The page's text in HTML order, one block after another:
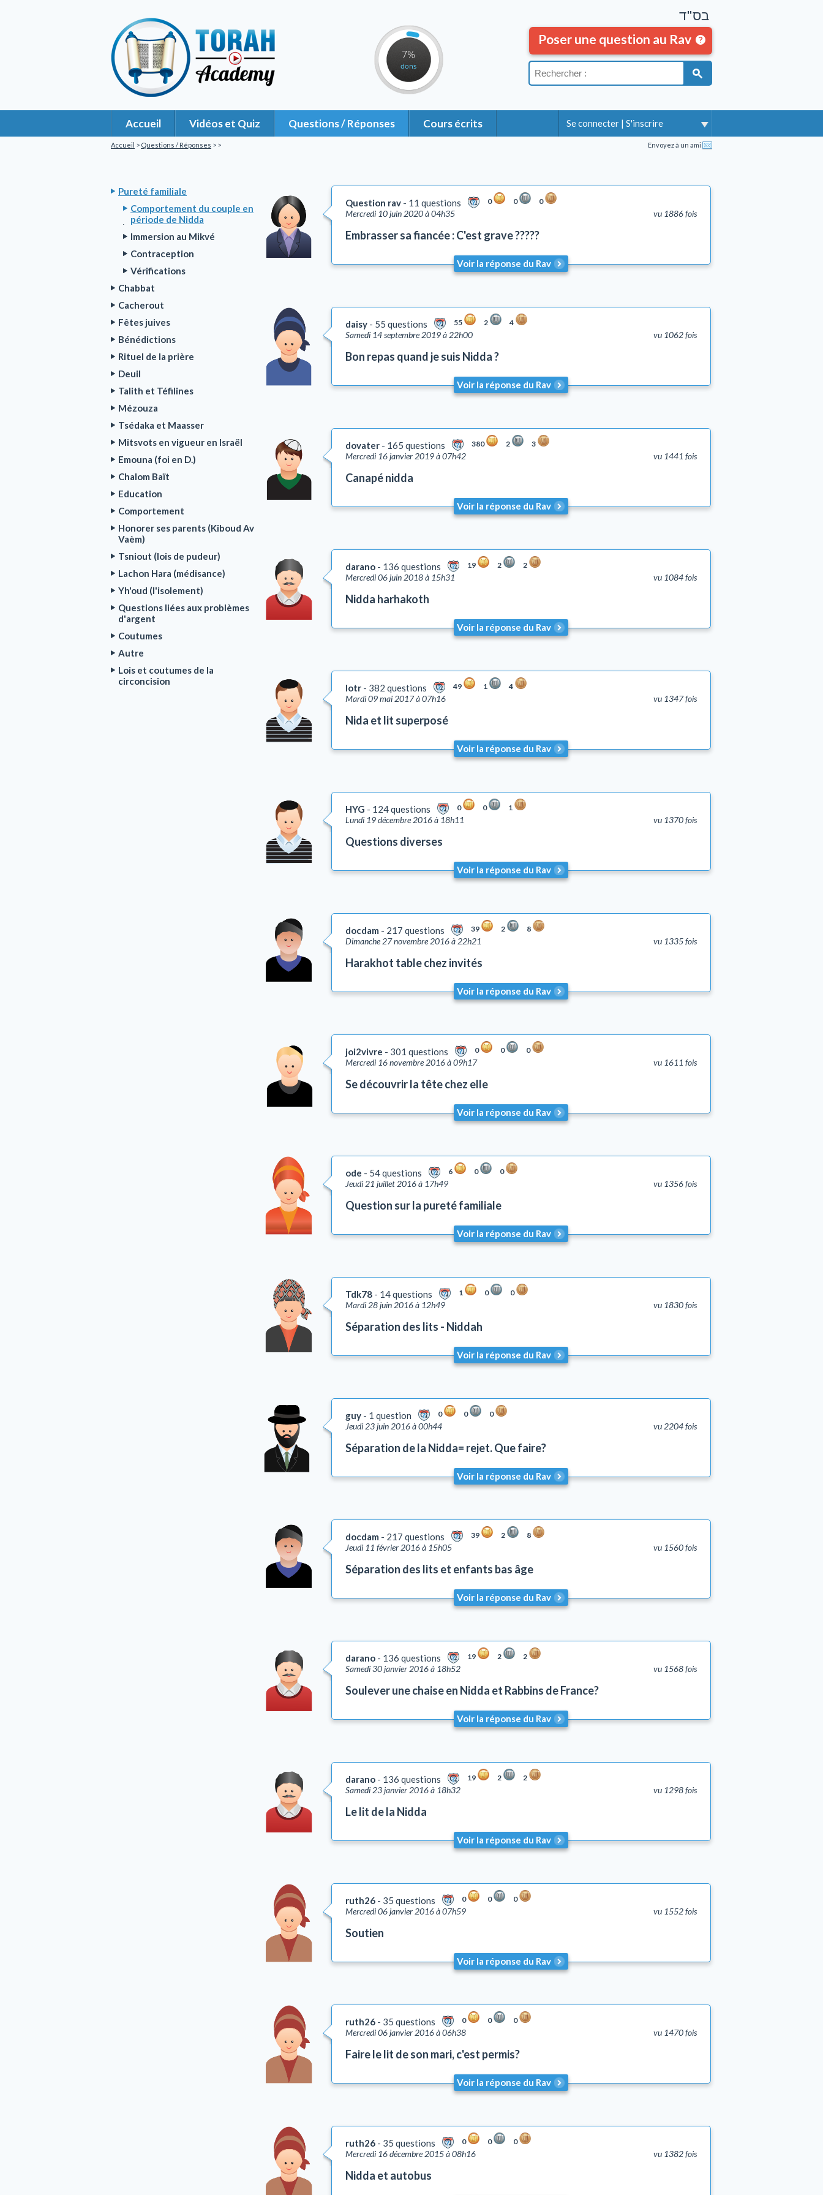
7%
dons
Se connecter | S'inscrire
בס"ד
Poser une question au Rav
Accueil Vidéos et Quiz Questions / Réponses Cours écrits
Accueil > Questions / Réponses > > Envoyez à un ami
Pureté familiale
Comportement du couple en
période de Nidda
Immersion au Mikvé
Contraception
Vérifications
Chabbat
Cacherout
Fêtes juives
Bénédictions
Rituel de la prière
Deuil
Talith et Téfilines
Mézouza
Tsédaka et Maasser
Mitsvots en vigueur en Israël
Emouna (foi en D.)
Chalom Baït
Education
Comportement
Honorer ses parents (Kiboud Av
Vaèm)
Tsniout (lois de pudeur)
Lachon Hara (médisance)
Yh'oud (l'isolement)
Questions liées aux problèmes
d'argent
Coutumes
Autre
Lois et coutumes de la
circoncision
Question rav 11 questions 0 0 0
vu 1886 fois
Mercredi 10 juin 2020 à 04h35
Embrasser sa fiancée : C'est grave ?????
Voir la réponse du Rav
daisy 55 questions 55 2 4
vu 1062 fois
Samedi 14 septembre 2019 à 22h00
Bon repas quand je suis Nidda ?
Voir la réponse du Rav
dovater 165 questions 380 2 3
vu 1441 fois
Mercredi 16 janvier 2019 à 07h42
Canapé nidda
Voir la réponse du Rav
darano 136 questions 19 2 2
vu 1084 fois
Mercredi 06 juin 2018 à 15h31
Nidda harhakoth
Voir la réponse du Rav
lotr 382 questions 49 1 4
vu 1347 fois
Mardi 09 mai 2017 à 07h16
Nida et lit superposé
Voir la réponse du Rav
HYG 124 questions 0 0 1
vu 1370 fois
Lundi 19 décembre 2016 à 18h11
Questions diverses
Voir la réponse du Rav
docdam 217 questions 39 2 8
vu 1335 fois
Dimanche 27 novembre 2016 à 22h21
Harakhot table chez invités
Voir la réponse du Rav
joi2vivre 301 questions 0 0 0
vu 1611 fois
Mercredi 16 novembre 2016 à 09h17
Se découvrir la tête chez elle
Voir la réponse du Rav
ode 54 questions 6 0 0
vu 1356 fois
Jeudi 21 juillet 2016 à 17h49
Question sur la pureté familiale
Voir la réponse du Rav
Tdk78 14 questions 1 0 0
vu 1830 fois
Mardi 28 juin 2016 à 12h49
Séparation des lits - Niddah
Voir la réponse du Rav
guy 1 question 0 0 0
vu 2204 fois
Jeudi 23 juin 2016 à 00h44
Séparation de la Nidda= rejet. Que faire?
Voir la réponse du Rav
docdam 217 questions 39 2 8
vu 1560 fois
Jeudi 11 février 2016 à 15h05
Séparation des lits et enfants bas âge
Voir la réponse du Rav
darano 136 questions 19 2 2
vu 1568 fois
Samedi 30 janvier 2016 à 18h52
Soulever une chaise en Nidda et Rabbins de France?
Voir la réponse du Rav
darano 136 questions 19 2 2
vu 1298 fois
Samedi 23 janvier 2016 à 18h32
Le lit de la Nidda
Voir la réponse du Rav
ruth26 35 questions 0 0 0
vu 1552 fois
Mercredi 06 janvier 2016 à 07h59
Soutien
Voir la réponse du Rav
ruth26 35 questions 0 0 0
vu 1470 fois
Mercredi 06 janvier 2016 à 06h38
Faire le lit de son mari, c'est permis?
Voir la réponse du Rav
ruth26 35 questions 0 0 0
vu 1382 fois
Mercredi 16 décembre 2015 à 08h16
Nidda et autobus